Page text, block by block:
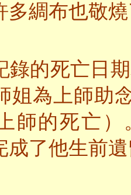
多綢布也敬
錄的死亡日
姐為上師助
師的死亡
成了他生前